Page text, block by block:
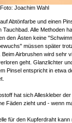
Joachim Wahl
Abtönfarbe und einen
Tauchbad. Alle Methoden
den Ästen keine
müssen später
Beim Airbrushen wird sehr
geht. Glanzlichter
Pinsel entspricht in etwa
hat sich Alleskleber
Fäden zieht und - wenn
für den Kupferdraht